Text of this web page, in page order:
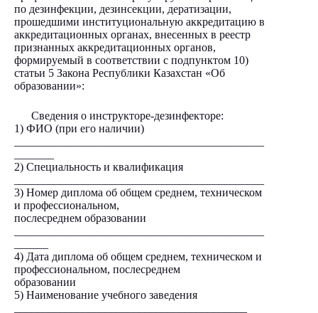
по дезинфекции, дезинсекции, дератизации,
прошедшими институциональную аккредитацию в
аккредитационных органах, внесенных в реестр
признанных аккредитационных органов,
формируемый в соответствии с подпунктом 10)
статьи 5 Закона Республики Казахстан «Об
образовании»:
Сведения о инструкторе-дезинфекторе:
1) ФИО (при его наличии)
2) Специальность и квалификация
3) Номер диплома об общем среднем, техническом
и профессиональном,
послесреднем образовании
4) Дата диплома об общем среднем, техническом и
профессиональном, послесреднем
образовании
5) Наименование учебного заведения